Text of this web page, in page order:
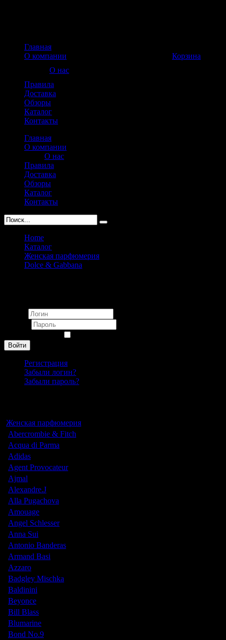
Корзина
Главная
О компании
О нас
Правила
Доставка
Обзоры
Каталог
Контакты
Главная
О компании
О нас
Правила
Доставка
Обзоры
Каталог
Контакты
Home
Каталог
Женская парфюмерия
Dolce & Gabbana
Войти
Регистрация
Забыли логин?
Забыли пароль?
Женская парфюмерия
Abercrombie & Fitch
Acqua di Parma
Adidas
Agent Provocateur
Ajmal
Alexandre.J
Alla Pugachova
Amouage
Angel Schlesser
Anna Sui
Antonio Banderas
Armand Basi
Azzaro
Badgley Mischka
Baldinini
Beyonce
Bill Blass
Blumarine
Bond No.9